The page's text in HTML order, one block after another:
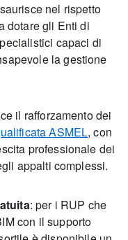
nel rispetto
dotare gli Enti di
capaci di
la gestione
il rafforzamento dei
ASMEL, con
professionale dei
appalti complessi.
: per i RUP che
con il supporto